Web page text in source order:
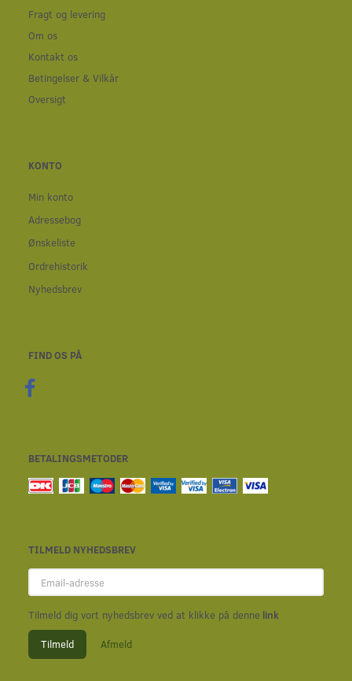
Fragt og levering
Om os
Kontakt os
Betingelser & Vilkår
Oversigt
KONTO
Min konto
Adressebog
Ønskeliste
Ordrehistorik
Nyhedsbrev
FIND OS PÅ
BETALINGSMETODER
TILMELD NYHEDSBREV
Email-
adresse
Tilmeld dig vort nyhedsbrev ved at klikke på denne link
Tilmeld Afmeld